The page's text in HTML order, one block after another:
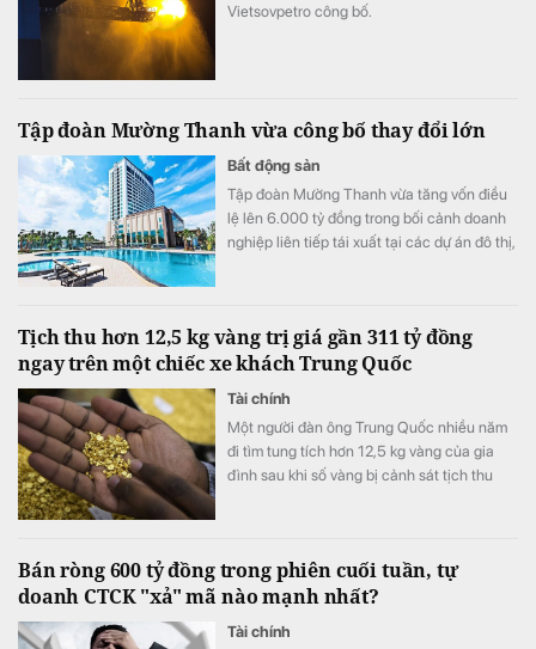
Vietsovpetro công bố.
Tập đoàn Mường Thanh vừa công bố thay đổi lớn
Bất động sản
Tập đoàn Mường Thanh vừa tăng vốn điều
lệ lên 6.000 tỷ đồng trong bối cảnh doanh
nghiệp liên tiếp tái xuất tại các dự án đô thị,
Tịch thu hơn 12,5 kg vàng trị giá gần 311 tỷ đồng
ngay trên một chiếc xe khách Trung Quốc
Tài chính
Một người đàn ông Trung Quốc nhiều năm
đi tìm tung tích hơn 12,5 kg vàng của gia
đình sau khi số vàng bị cảnh sát tịch thu
Bán ròng 600 tỷ đồng trong phiên cuối tuần, tự
doanh CTCK "xả" mã nào mạnh nhất?
Tài chính